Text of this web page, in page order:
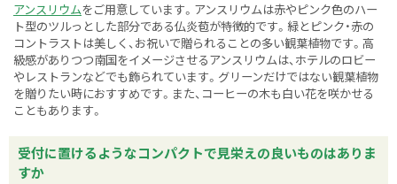
アンスリウムをご用意しています。アンスリウムは赤やピンク色のハー
ト型のツルっとした部分である仏炎苞が特徴的です。緑とピンク・赤の
コントラストは美しく、お祝いで贈られることの多い観葉植物です。高
級感がありつつ南国をイメージさせるアンスリウムは、ホテルのロビー
やレストランなどでも飾られています。グリーンだけではない観葉植物
を贈りたい時におすすめです。また、コーヒーの木も白い花を咲かせる
こともあります。
受付に置けるようなコンパクトで見栄えの良いものはありま
すか